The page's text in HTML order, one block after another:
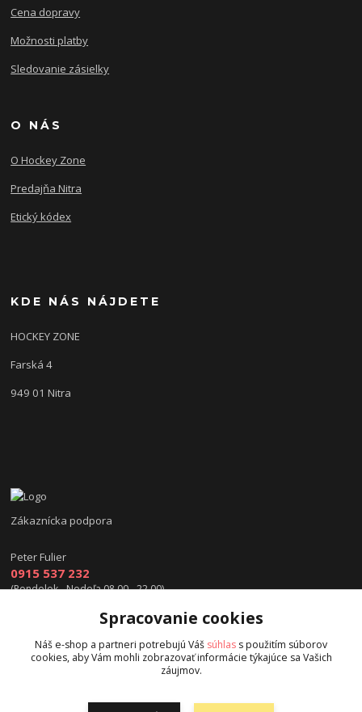
Cena dopravy
Možnosti platby
Sledovanie zásielky
O NÁS
O Hockey Zone
Predajňa Nitra
Etický kódex
KDE NÁS NÁJDETE
HOCKEY ZONE
Farská 4
949 01 Nitra
Zákaznícka podpora
Peter Fulier
0915 537 232
(Pondelok - Nedeľa 08.00 - 22.00)
info@hokejexpert.sk
Spracovanie cookies
Náš e-shop a partneri potrebujú Váš súhlas s použitím súborov
cookies, aby Vám mohli zobrazovať informácie týkajúce sa Vašich
záujmov.